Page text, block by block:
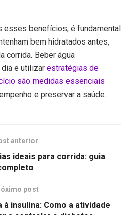
esses benefícios, é fundamental
bem hidratados antes,
corrida. Beber água
e utilizar estratégias de
são medidas essenciais
e preservar a saúde.
anterior
ideais para corrida: guia
post
insulina: Como a atividade